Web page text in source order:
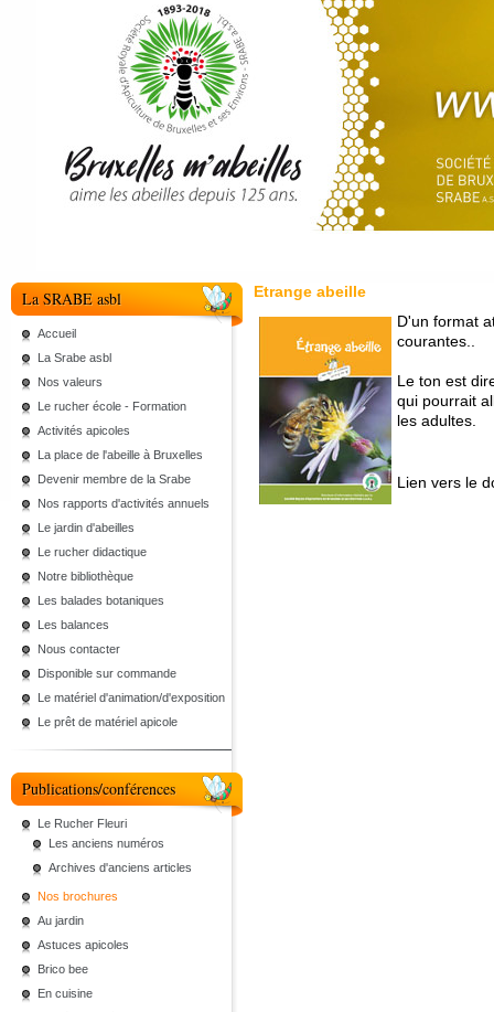
La SRABE asbl
Accueil
La Srabe asbl
Nos valeurs
Le rucher école - Formation
Activités apicoles
La place de l'abeille à Bruxelles
Devenir membre de la Srabe
Nos rapports d'activités annuels
Le jardin d'abeilles
Le rucher didactique
Notre bibliothèque
Les balades botaniques
Les balances
Nous contacter
Disponible sur commande
Le matériel d'animation/d'exposition
Le prêt de matériel apicole
Publications/conférences
Le Rucher Fleuri
Les anciens numéros
Archives d'anciens articles
Nos brochures
Au jardin
Astuces apicoles
Brico bee
En cuisine
Etrange abeille
D'un format
courantes..
Le ton est
qui pourrait
les adultes.
Lien vers le